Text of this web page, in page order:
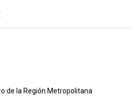
de la Región Metropolitana